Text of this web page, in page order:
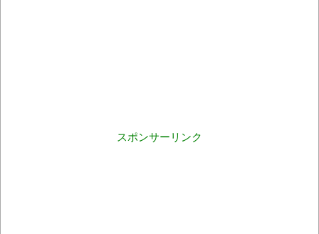
スポンサーリンク